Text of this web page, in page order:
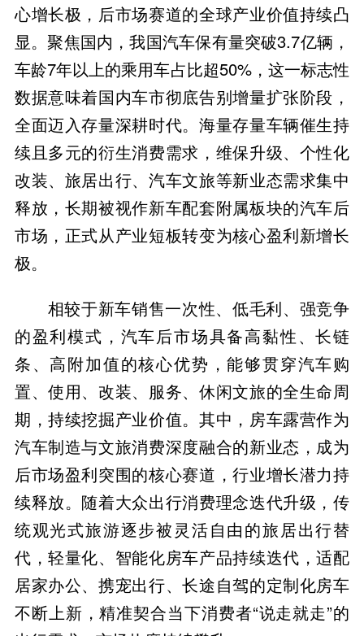
心增长极，后市场赛道的全球产业价值持续凸
显。聚焦国内，我国汽车保有量突破3.7亿辆，
车龄7年以上的乘用车占比超50%，这一标志性
数据意味着国内车市彻底告别增量扩张阶段，
全面迈入存量深耕时代。海量存量车辆催生持
续且多元的衍生消费需求，维保升级、个性化
改装、旅居出行、汽车文旅等新业态需求集中
释放，长期被视作新车配套附属板块的汽车后
市场，正式从产业短板转变为核心盈利新增长
极。
相较于新车销售一次性、低毛利、强竞争
的盈利模式，汽车后市场具备高黏性、长链
条、高附加值的核心优势，能够贯穿汽车购
置、使用、改装、服务、休闲文旅的全生命周
期，持续挖掘产业价值。其中，房车露营作为
汽车制造与文旅消费深度融合的新业态，成为
后市场盈利突围的核心赛道，行业增长潜力持
续释放。随着大众出行消费理念迭代升级，传
统观光式旅游逐步被灵活自由的旅居出行替
代，轻量化、智能化房车产品持续迭代，适配
居家办公、携宠出行、长途自驾的定制化房车
不断上新，精准契合当下消费者“说走就走”的